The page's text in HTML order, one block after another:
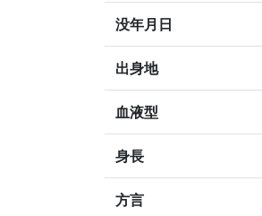
没年月日
出身地
血液型
身長
方言